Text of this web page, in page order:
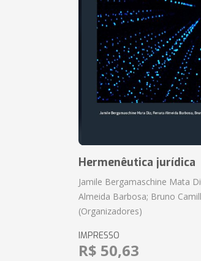
Hermenêutica jurídica
Jamile Bergamaschine Mata
Almeida Barbosa; Bruno
(Organizadores)
IMPRESSO
R$ 50,63